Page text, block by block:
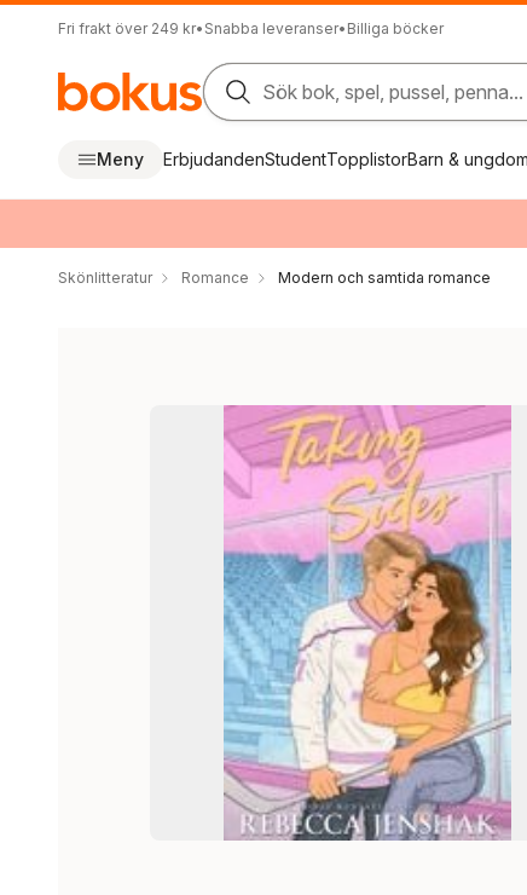
Fri frakt över 249 kr• Snabba leveranser• Billiga böcker
Sök bok, spel, pussel, penna...
Meny ErbjudandenStudentTopplistorBarn & ungdom
Skönlitteratur Romance Modern och samtida romance